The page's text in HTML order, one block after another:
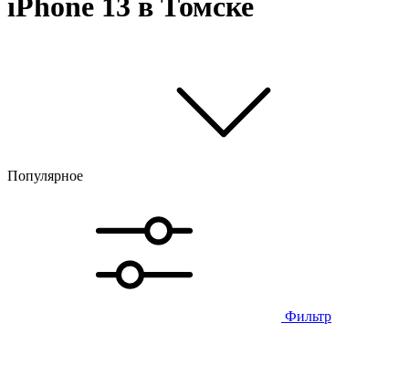
iPhone 13 в Томске
Популярное
Фильтр